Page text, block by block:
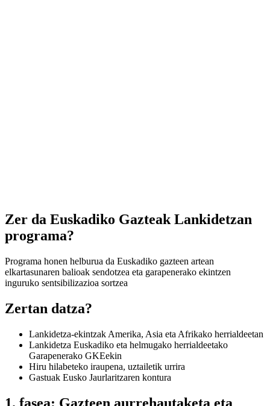
Zer da Euskadiko Gazteak Lankidetzan
programa?
Programa honen helburua da Euskadiko gazteen artean
elkartasunaren balioak sendotzea eta garapenerako ekintzen
inguruko sentsibilizazioa sortzea
Zertan datza?
Lankidetza-ekintzak Amerika, Asia eta Afrikako herrialdeetan
Lankidetza Euskadiko eta helmugako herrialdeetako
Garapenerako GKEekin
Hiru hilabeteko iraupena, uztailetik urrira
Gastuak Eusko Jaurlaritzaren kontura
1. fasea: Gazteen aurrehautaketa eta